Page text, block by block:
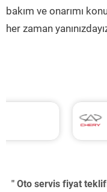
bakım ve onarımı
her zaman
Chery
2025
" Oto servis fiyat